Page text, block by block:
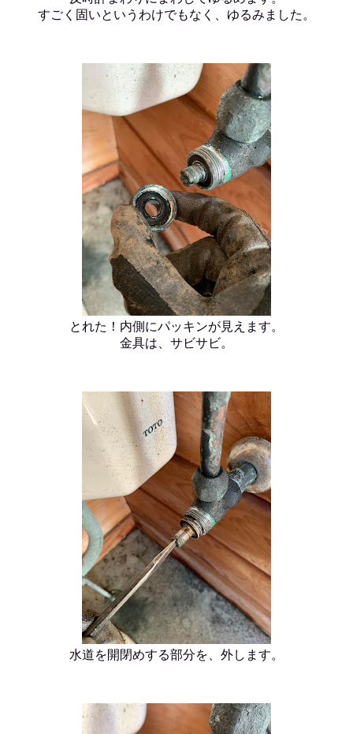
すごく固いというわけでもなく、ゆるみました。
とれた！内側にパッキンが見えます。
金具は、サビサビ。
水道を開閉めする部分を、外します。